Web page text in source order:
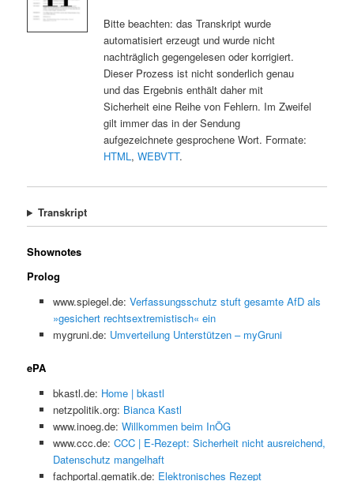
Bitte beachten: das Transkript wurde
automatisiert erzeugt und wurde nicht
nachträglich gegengelesen oder korrigiert.
Dieser Prozess ist nicht sonderlich genau
und das Ergebnis enthält daher mit
Sicherheit eine Reihe von Fehlern. Im Zweifel
gilt immer das in der Sendung
aufgezeichnete gesprochene Wort. Formate:
HTML, WEBVTT.
Transkript
Shownotes
Prolog
www.spiegel.de: Verfassungsschutz stuft gesamte AfD als
»gesichert rechtsextremistisch« ein
mygruni.de: Umverteilung Unterstützen – myGruni
ePA
bkastl.de: Home | bkastl
netzpolitik.org: Bianca Kastl
www.inoeg.de: Willkommen beim InÖG
www.ccc.de: CCC | E-Rezept: Sicherheit nicht ausreichend,
Datenschutz mangelhaft
fachportal.gematik.de: Elektronisches Rezept